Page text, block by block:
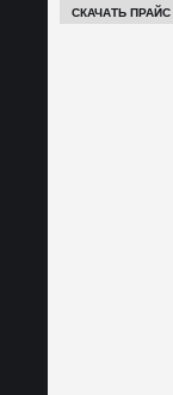
СКАЧАТЬ ПРАЙС